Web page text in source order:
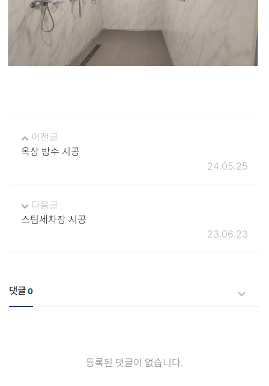
이전글
옥상 방수 시공
24.05.25
다음글
스팀세차장 시공
23.06.23
댓글0
등록된 댓글이 없습니다.